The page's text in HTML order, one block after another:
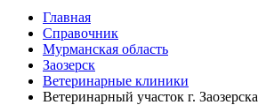
Главная
Справочник
Мурманская область
Заозерск
Ветеринарные клиники
Ветеринарный участок г. Заозерска